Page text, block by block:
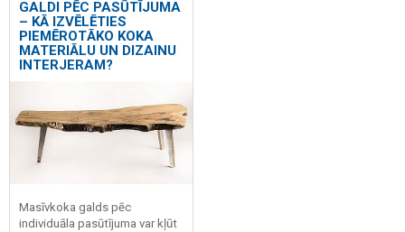
GALDI PĒC PASŪTĪJUMA
– KĀ IZVĒLĒTIES
PIEMĒROTĀKO KOKA
MATERIĀLU UN DIZAINU
INTERJERAM?
Masīvkoka galds pēc
individuāla pasūtījuma var kļūt